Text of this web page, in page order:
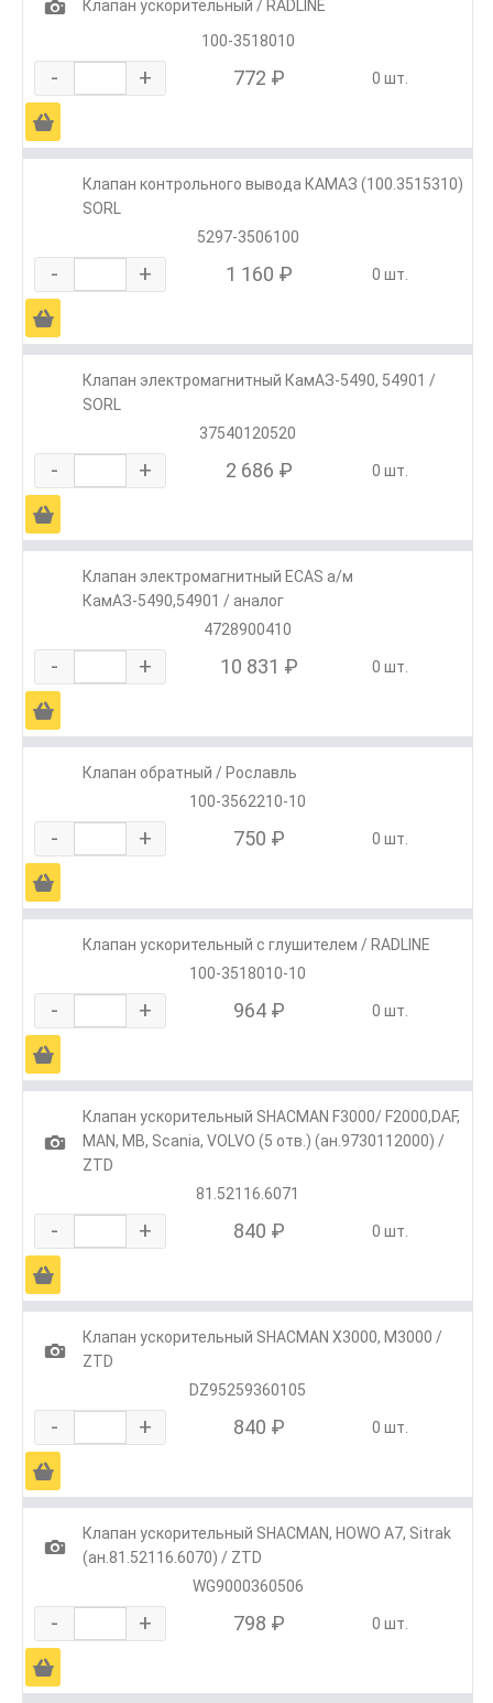
1
Клапан ускорительный / RADLINE
100-3518010
- + 772 ₽ 0 шт.
Ä
Клапан контрольного вывода КАМАЗ (100.3515310)
SORL
5297-3506100
- + 1 160 ₽ 0 шт.
Ä
Клапан электромагнитный КамАЗ-5490, 54901 /
SORL
37540120520
- + 2 686 ₽ 0 шт.
Ä
Клапан электромагнитный ECAS а/м
КамАЗ-5490,54901 / аналог
4728900410
- + 10 831 ₽ 0 шт.
Ä
Клапан обратный / Рославль
100-3562210-10
- + 750 ₽ 0 шт.
Ä
Клапан ускорительный с глушителем / RADLINE
100-3518010-10
- + 964 ₽ 0 шт.
Ä
1
Клапан ускорительный SHACMAN F3000/ F2000,DAF,
MAN, MB, Scania, VOLVO (5 отв.) (ан.9730112000) /
ZTD
81.52116.6071
- + 840 ₽ 0 шт.
Ä
1
Клапан ускорительный SHACMAN X3000, М3000 /
ZTD
DZ95259360105
- + 840 ₽ 0 шт.
Ä
1
Клапан ускорительный SHACMAN, HOWO A7, Sitrak
(ан.81.52116.6070) / ZTD
WG9000360506
- + 798 ₽ 0 шт.
Ä